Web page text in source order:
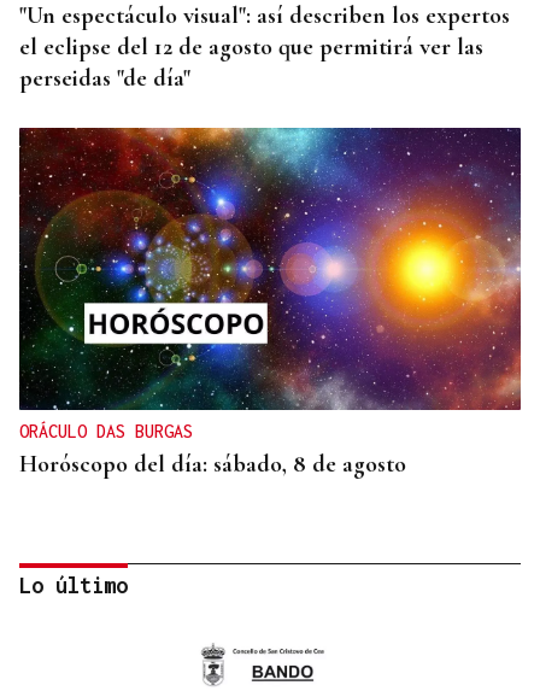
"Un espectáculo visual": así describen los expertos
el eclipse del 12 de agosto que permitirá ver las
perseidas "de día"
ORÁCULO DAS BURGAS
Horóscopo del día: sábado, 8 de agosto
Lo último